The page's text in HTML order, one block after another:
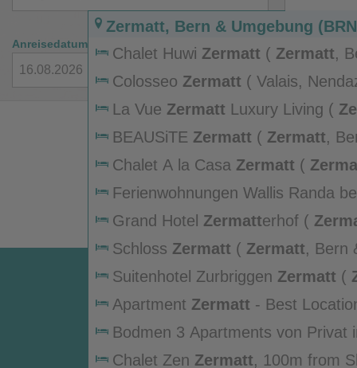
Zermatt, Bern & Umgebung
Chalet Huwi Zermatt ( Zermatt,
Colosseo Zermatt ( Valais,
La Vue Zermatt Luxury Living (
Umgebung )
BEAUSiTE Zermatt ( Zermatt,
Chalet A la Casa Zermatt (
Ferienwohnungen Wallis Randa
Nendaz & Verbier )
Grand Hotel Zermatterhof (
Schloss Zermatt ( Zermatt, Bern
Suitenhotel Zurbriggen Zermatt (
Umgebung )
Apartment Zermatt - Best
Umgebung )
Bodmen 3 Apartments von Privat
Bern & Umgebung )
Chalet Zen Zermatt, 100m from
Anreisedatum
Alle Themen
Online Check-In